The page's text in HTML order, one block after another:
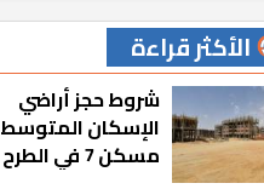
الأكثر قراءة
شروط حجز أراضي
الإسكان المتوسط
مسكن 7 في الطرح